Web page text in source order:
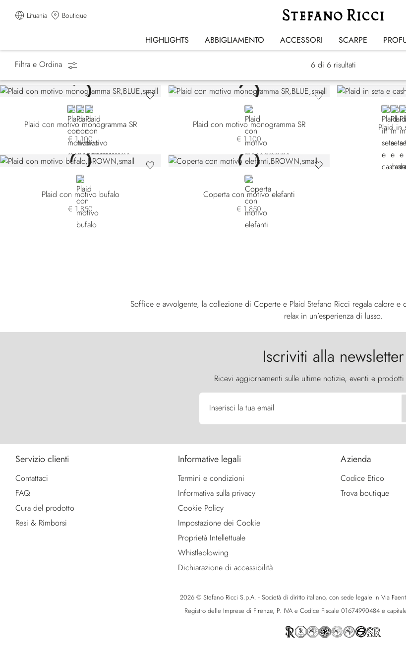
Lituania Boutique
HIGHLIGHTS ABBIGLIAMENTO ACCESSORI SCARPE
Homepage Lifestyle
Coperte & Plaid
Filtra e Ordina 6 di 6 risultati
BLUEBROWN
RED
Plaid con motivo monogramma SR
€ 1.100
BLUE
Plaid con motivo monogramma SR
€ 1.100
GREY
Plaid in
BROWN
Plaid con motivo bufalo
€ 1.850
BROWN
Coperta con motivo elefanti
€ 1.850
Soffice e avvolgente, la collezione di Coperte e Plaid Stefano Ricci regala calore
relax in un’esperienza di lusso.
Iscriviti alla newsletter
Ricevi aggiornamenti sulle ultime notizie, eventi e
Inserisci la tua email
Servizio clienti
Contattaci
FAQ
Cura del prodotto
Resi & Rimborsi
Informative legali
Termini e condizioni
Informativa sulla privacy
Cookie Policy
Impostazione dei Cookie
Proprietà Intellettuale
Whistleblowing
Dichiarazione di accessibilità
Azienda
Codice Etico
Trova boutique
2026 © Stefano Ricci S.p.A. - Società di diritto italiano, con sede legale in Via
Registro delle Imprese di Firenze, P. IVA e Codice Fiscale 01674990484 e